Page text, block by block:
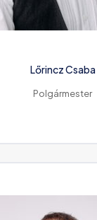
Lőrincz Csaba
Polgármester